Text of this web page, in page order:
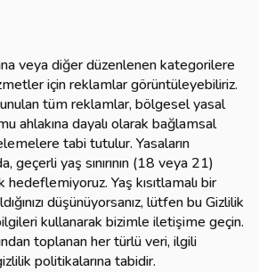
veya diğer düzenlenen kategorilere
için reklamlar görüntüleyebiliriz.
tüm reklamlar, bölgesel yasal
ahlakına dayalı olarak bağlamsal
tabi tutulur. Yasaların
geçerli yaş sınırının (18 veya 21)
Yaş kısıtlamalı bir
düşünüyorsanız, lütfen bu Gizlilik
kullanarak bizimle iletişime geçin.
toplanan her türlü veri, ilgili
politikalarına tabidir.